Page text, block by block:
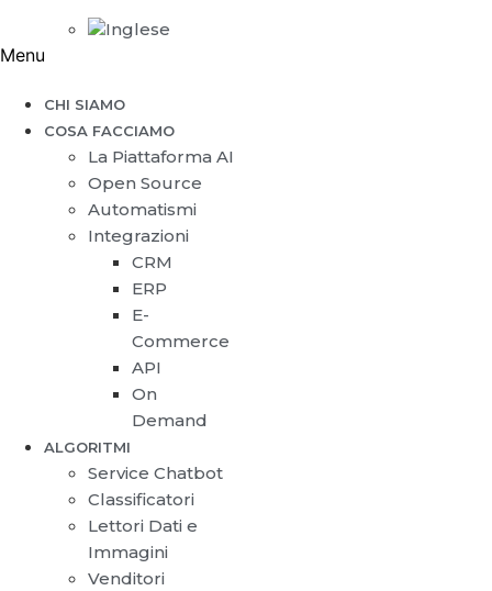
Menu
CHI SIAMO
COSA FACCIAMO
La Piattaforma AI
Open Source
Automatismi
Integrazioni
CRM
ERP
E-
Commerce
API
On
Demand
ALGORITMI
Service Chatbot
Classificatori
Lettori Dati e
Immagini
Venditori